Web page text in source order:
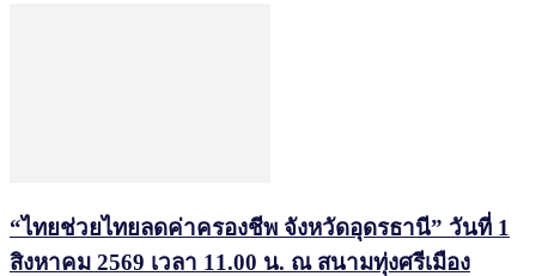
“ไทยช่วยไทยลดค่าครองชีพ จังหวัดอุดรธานี” วันที่ 1
สิงหาคม 2569 เวลา 11.00 น. ณ สนามทุ่งศรีเมือง